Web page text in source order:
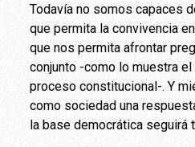
Todavía no somos capaces
que permita la convivencia
que nos permita afrontar
conjunto -como lo muestra
proceso constitucional-. Y
como sociedad una
la base democrática seguirá